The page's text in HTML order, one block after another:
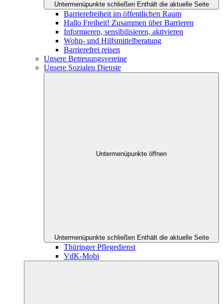
Untermenüpunkte schließen Enthält die aktuelle Seite
Barrierefreiheit im öffentlichen Raum
Hallo Freiheit! Zusammen über Barrieren
Informieren, sensibilisieren, aktivieren
Wohn- und Hilfsmittelberatung
Barrierefrei reisen
Unsere Betreuungsvereine
Unsere Sozialen Dienste
Untermenüpunkte öffnen
Untermenüpunkte schließen Enthält die aktuelle Seite
Thüringer Pflegedienst
VdK-Mobi